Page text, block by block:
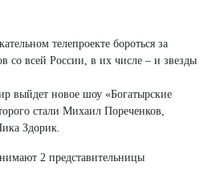
телепроекте бороться за
со всей России, в их числе – и звезды
выйдет новое шоу «Богатырские
стали Михаил Пореченков,
Здорик.
2 представительницы